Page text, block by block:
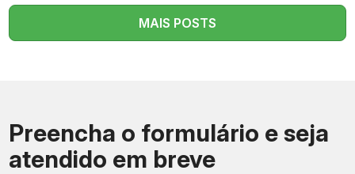
MAIS POSTS
Preencha o formulário e seja
atendido em breve